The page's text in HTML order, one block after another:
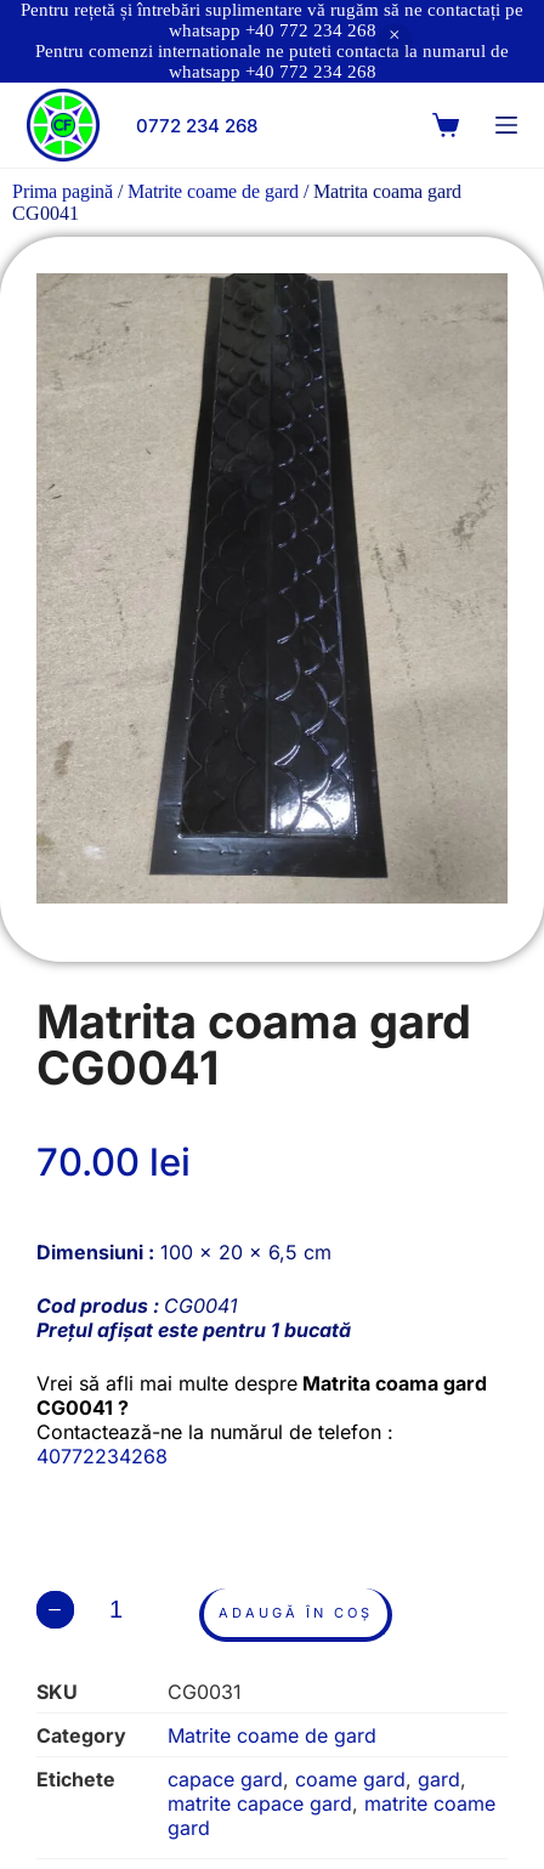
Pentru rețetă și întrebări suplimentare vă rugăm să ne contactați pe
whatsapp +40 772 234 268
Pentru comenzi internationale ne puteti contacta la numarul de
whatsapp +40 772 234 268
0772 234 268
Prima pagină /Matrite coame de gard / Matrita coama gard
CG0041
Matrita coama gard
CG0041
70.00 lei
Dimensiuni : 100 x 20 x 6,5 cm
Cod produs : CG0041
Prețul afișat este pentru 1 bucată
Vrei să afli mai multe despre Matrita coama gard
CG0041 ?
Contactează-ne la numărul de telefon :
40772234268
ADAUGĂ ÎN COȘ
SKU
CG0031
Category
Matrite coame de gard
Etichete
capace gard, coame gard, gard,
matrite capace gard, matrite coame
gard